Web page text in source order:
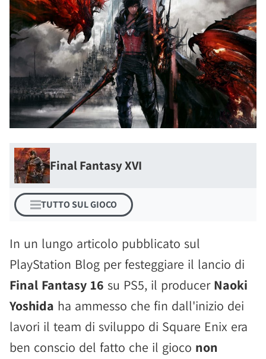
Final Fantasy XVI
TUTTO SUL GIOCO
In un lungo articolo pubblicato sul
PlayStation Blog per festeggiare il lancio di
Final Fantasy 16 su PS5, il producer Naoki
Yoshida ha ammesso che fin dall'inizio dei
lavori il team di sviluppo di Square Enix era
ben conscio del fatto che il gioco non